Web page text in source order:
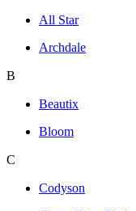
All Star
Archdale
B
Beautix
Bloom
C
Codyson